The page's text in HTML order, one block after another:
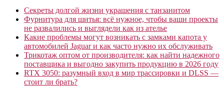
Секреты долгой жизни украшения с танзанитом
Фурнитура для шитья: всё нужное, чтобы ваши проекты
не развалились и выглядели как из ателье
Какие проблемы могут возникать с замками капота у
автомобилей Jaguar и как часто нужно их обслуживать
Трикотаж оптом от производителя: как найти надежного
поставщика и выгодно закупить продукцию в 2026 году
RTX 3050: разумный вход в мир трассировки и DLSS —
стоит ли брать?